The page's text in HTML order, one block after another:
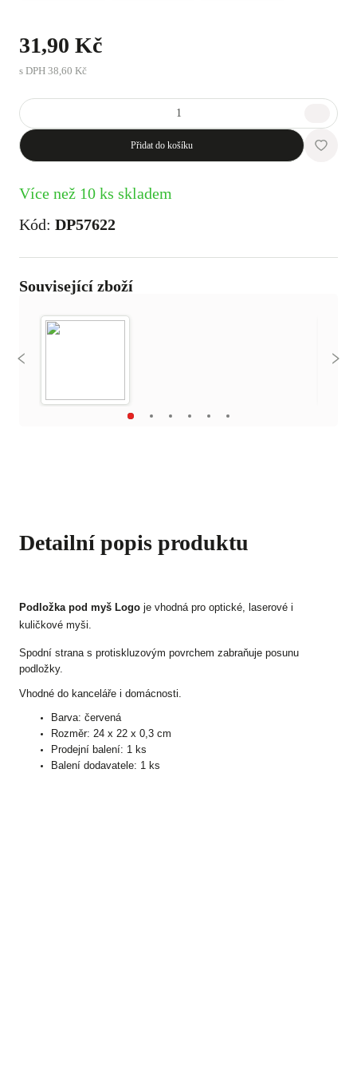
31,90 Kč
s DPH 38,60 Kč
Přidat do košíku
Více než 10 ks skladem
Kód: DP57622
Související zboží
Detailní popis produktu
Podložka pod myš Logo je vhodná pro optické, laserové i
kuličkové myši.
Spodní strana s protiskluzovým povrchem zabraňuje posunu
podložky.
Vhodné do kanceláře i domácnosti.
Barva: červená
Rozměr: 24 x 22 x 0,3 cm
Prodejní balení: 1 ks
Balení dodavatele: 1 ks